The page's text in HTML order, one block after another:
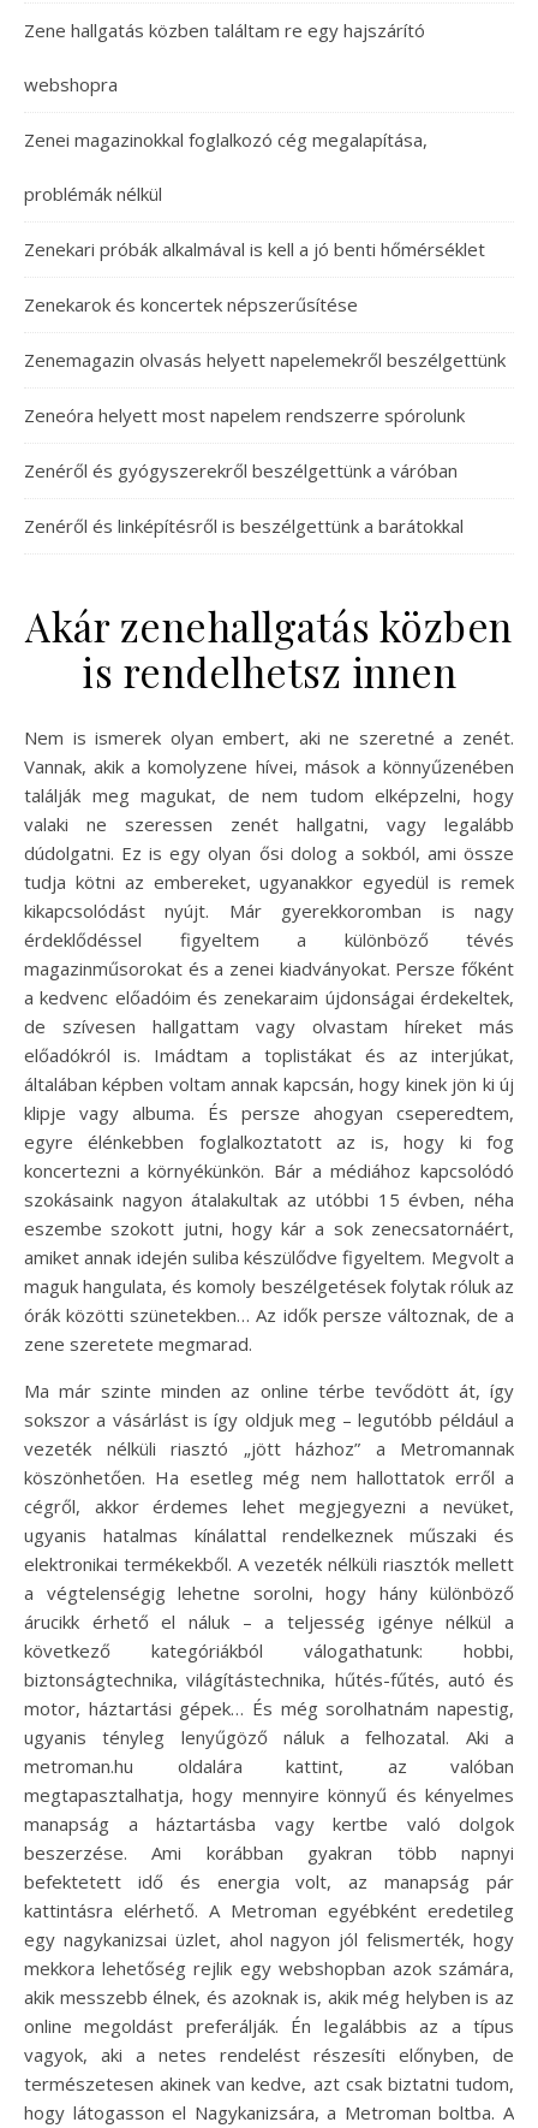
Zene hallgatás közben találtam re egy hajszárító
webshopra
Zenei magazinokkal foglalkozó cég megalapítása,
problémák nélkül
Zenekari próbák alkalmával is kell a jó benti hőmérséklet
Zenekarok és koncertek népszerűsítése
Zenemagazin olvasás helyett napelemekről beszélgettünk
Zeneóra helyett most napelem rendszerre spórolunk
Zenéről és gyógyszerekről beszélgettünk a váróban
Zenéről és linképítésről is beszélgettünk a barátokkal
Akár zenehallgatás közben
is rendelhetsz innen
Nem is ismerek olyan embert, aki ne szeretné a zenét.
Vannak, akik a komolyzene hívei, mások a könnyűzenében
találják meg magukat, de nem tudom elképzelni, hogy
valaki ne szeressen zenét hallgatni, vagy legalább
dúdolgatni. Ez is egy olyan ősi dolog a sokból, ami össze
tudja kötni az embereket, ugyanakkor egyedül is remek
kikapcsolódást nyújt. Már gyerekkoromban is nagy
érdeklődéssel figyeltem a különböző tévés
magazinműsorokat és a zenei kiadványokat. Persze főként
a kedvenc előadóim és zenekaraim újdonságai érdekeltek,
de szívesen hallgattam vagy olvastam híreket más
előadókról is. Imádtam a toplistákat és az interjúkat,
általában képben voltam annak kapcsán, hogy kinek jön ki új
klipje vagy albuma. És persze ahogyan cseperedtem,
egyre élénkebben foglalkoztatott az is, hogy ki fog
koncertezni a környékünkön. Bár a médiához kapcsolódó
szokásaink nagyon átalakultak az utóbbi 15 évben, néha
eszembe szokott jutni, hogy kár a sok zenecsatornáért,
amiket annak idején suliba készülődve figyeltem. Megvolt a
maguk hangulata, és komoly beszélgetések folytak róluk az
órák közötti szünetekben… Az idők persze változnak, de a
zene szeretete megmarad.
Ma már szinte minden az online térbe tevődött át, így
sokszor a vásárlást is így oldjuk meg – legutóbb például a
vezeték nélküli riasztó „jött házhoz” a Metromannak
köszönhetően. Ha esetleg még nem hallottatok erről a
cégről, akkor érdemes lehet megjegyezni a nevüket,
ugyanis hatalmas kínálattal rendelkeznek műszaki és
elektronikai termékekből. A vezeték nélküli riasztók mellett
a végtelenségig lehetne sorolni, hogy hány különböző
árucikk érhető el náluk – a teljesség igénye nélkül a
következő kategóriákból válogathatunk: hobbi,
biztonságtechnika, világítástechnika, hűtés-fűtés, autó és
motor, háztartási gépek… És még sorolhatnám napestig,
ugyanis tényleg lenyűgöző náluk a felhozatal. Aki a
metroman.hu oldalára kattint, az valóban
megtapasztalhatja, hogy mennyire könnyű és kényelmes
manapság a háztartásba vagy kertbe való dolgok
beszerzése. Ami korábban gyakran több napnyi
befektetett idő és energia volt, az manapság pár
kattintásra elérhető. A Metroman egyébként eredetileg
egy nagykanizsai üzlet, ahol nagyon jól felismerték, hogy
mekkora lehetőség rejlik egy webshopban azok számára,
akik messzebb élnek, és azoknak is, akik még helyben is az
online megoldást preferálják. Én legalábbis az a típus
vagyok, aki a netes rendelést részesíti előnyben, de
természetesen akinek van kedve, azt csak biztatni tudom,
hogy látogasson el Nagykanizsára, a Metroman boltba. A